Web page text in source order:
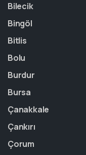
Bilecik
Bingöl
Bitlis
Bolu
Burdur
Bursa
Çanakkale
Çankırı
Çorum